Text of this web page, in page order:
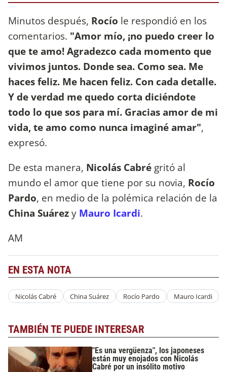
Minutos después, Rocío le respondió en los
comentarios. "Amor mío, ¡no puedo creer lo
que te amo! Agradezco cada momento que
vivimos juntos. Donde sea. Como sea. Me
haces feliz. Me hacen feliz. Con cada detalle.
Y de verdad me quedo corta diciéndote
todo lo que sos para mí. Gracias amor de mi
vida, te amo como nunca imaginé amar",
expresó.
De esta manera, Nicolás Cabré gritó al
mundo el amor que tiene por su novia, Rocío
Pardo, en medio de la polémica relación de la
China Suárezy Mauro Icardi.
AM
EN ESTA NOTA
Nicolás Cabré China Suárez Rocío Pardo Mauro Icardi
TAMBIÉN TE PUEDE INTERESAR
"Es una vergüenza", los japoneses
están muy enojados con Nicolás
Cabré por un insólito motivo